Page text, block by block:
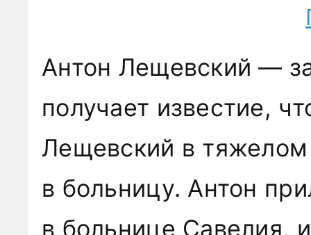
Антон Лещевский —
получает известие,
Лещевский в тяжелом
в больницу. Антон
в больнице Савелия,